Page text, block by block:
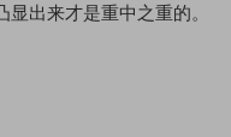
出来才是重中之重的。